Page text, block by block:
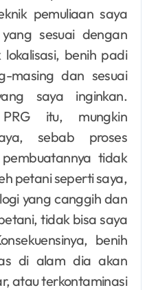
pemuliaan saya
sesuai dengan
benih padi
masing dan sesuai
saya inginkan.
itu, mungkin
sebab proses
tidak
petani seperti saya,
yang canggih dan
tidak bisa saya
benih
di alam dia akan
atau terkontaminasi